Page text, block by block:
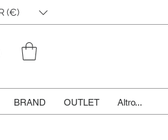
(€)
BRAND OUTLET Altro...